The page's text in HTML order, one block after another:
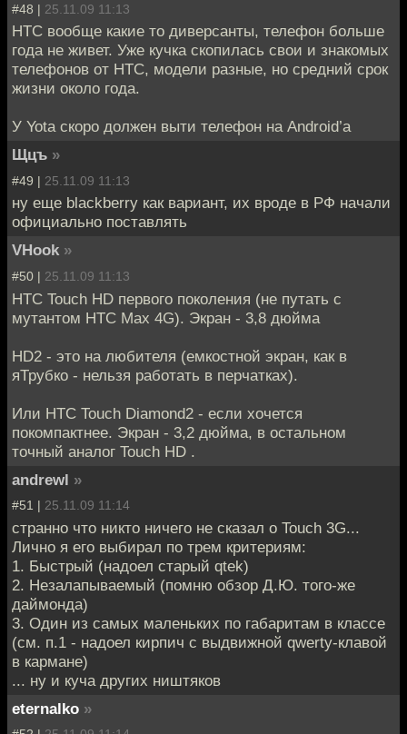
#48 | 25.11.09 11:13
HTC вообще какие то диверсанты, телефон больше
года не живет. Уже кучка скопилась свои и знакомых
телефонов от НТС, модели разные, но средний срок
жизни около года.
У Yota скоро должен выти телефон на Android’a
Щцъ »
#49 | 25.11.09 11:13
ну еще blackberry как вариант, их вроде в РФ начали
официально поставлять
VHook »
#50 | 25.11.09 11:13
HTC Touch HD первого поколения (не путать с
мутантом HTC Max 4G). Экран - 3,8 дюйма
HD2 - это на любителя (емкостной экран, как в
яТрубко - нельзя работать в перчатках).
Или HTC Touch Diamond2 - если хочется
покомпактнее. Экран - 3,2 дюйма, в остальном
точный аналог Touch HD .
andrewl »
#51 | 25.11.09 11:14
странно что никто ничего не сказал о Touch 3G...
Лично я его выбирал по трем критериям:
1. Быстрый (надоел старый qtek)
2. Незалапываемый (помню обзор Д.Ю. того-же
даймонда)
3. Один из самых маленьких по габаритам в классе
(см. п.1 - надоел кирпич с выдвижной qwerty-клавой
в кармане)
... ну и куча других ништяков
eternalko »